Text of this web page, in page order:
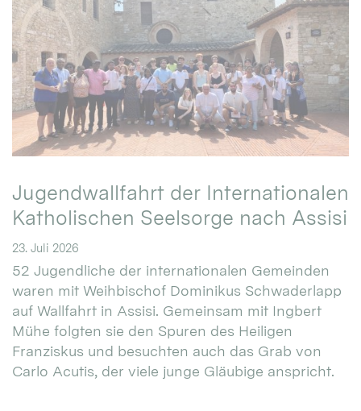
Jugendwallfahrt der Internationalen
Katholischen Seelsorge nach Assisi
23. Juli 2026
52 Jugendliche der internationalen Gemeinden
waren mit Weihbischof Dominikus Schwaderlapp
auf Wallfahrt in Assisi. Gemeinsam mit Ingbert
Mühe folgten sie den Spuren des Heiligen
Franziskus und besuchten auch das Grab von
Carlo Acutis, der viele junge Gläubige anspricht.